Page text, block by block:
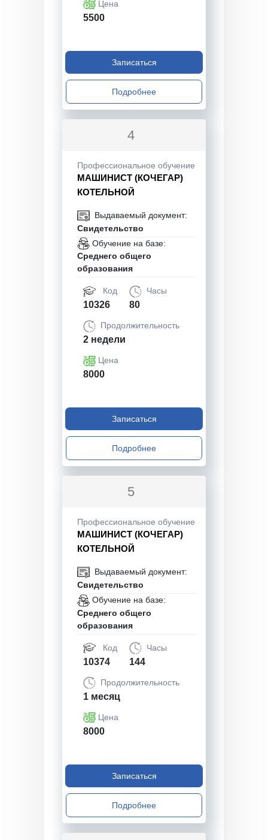
Цена
5500
Записаться
Подробнее
4
Профессиональное обучение
МАШИНИСТ (КОЧЕГАР)
КОТЕЛЬНОЙ
Выдаваемый документ:
Свидетельство
Обучение на базе:
Среднего общего
образования
Код
10326
Часы
80
Продолжительность
2 недели
Цена
8000
Записаться
Подробнее
5
Профессиональное обучение
МАШИНИСТ (КОЧЕГАР)
КОТЕЛЬНОЙ
Выдаваемый документ:
Свидетельство
Обучение на базе:
Среднего общего
образования
Код
10374
Часы
144
Продолжительность
1 месяц
Цена
8000
Записаться
Подробнее